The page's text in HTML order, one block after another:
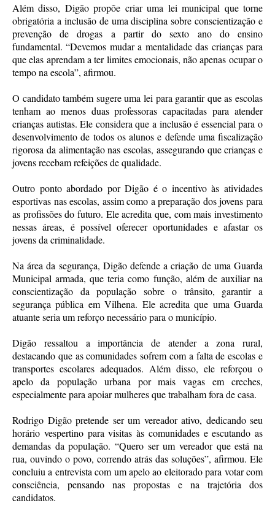
Além disso, Digão propõe criar uma lei municipal que torne
obrigatória a inclusão de uma disciplina sobre conscientização e
prevenção de drogas a partir do sexto ano do ensino
fundamental. “Devemos mudar a mentalidade das crianças para
que elas aprendam a ter limites emocionais, não apenas ocupar o
tempo na escola”, afirmou.
O candidato também sugere uma lei para garantir que as escolas
tenham ao menos duas professoras capacitadas para atender
crianças autistas. Ele considera que a inclusão é essencial para o
desenvolvimento de todos os alunos e defende uma fiscalização
rigorosa da alimentação nas escolas, assegurando que crianças e
jovens recebam refeições de qualidade.
Outro ponto abordado por Digão é o incentivo às atividades
esportivas nas escolas, assim como a preparação dos jovens para
as profissões do futuro. Ele acredita que, com mais investimento
nessas áreas, é possível oferecer oportunidades e afastar os
jovens da criminalidade.
Na área da segurança, Digão defende a criação de uma Guarda
Municipal armada, que teria como função, além de auxiliar na
conscientização da população sobre o trânsito, garantir a
segurança pública em Vilhena. Ele acredita que uma Guarda
atuante seria um reforço necessário para o município.
Digão ressaltou a importância de atender a zona rural,
destacando que as comunidades sofrem com a falta de escolas e
transportes escolares adequados. Além disso, ele reforçou o
apelo da população urbana por mais vagas em creches,
especialmente para apoiar mulheres que trabalham fora de casa.
Rodrigo Digão pretende ser um vereador ativo, dedicando seu
horário vespertino para visitas às comunidades e escutando as
demandas da população. “Quero ser um vereador que está na
rua, ouvindo o povo, correndo atrás das soluções”, afirmou. Ele
concluiu a entrevista com um apelo ao eleitorado para votar com
consciência, pensando nas propostas e na trajetória dos
candidatos.